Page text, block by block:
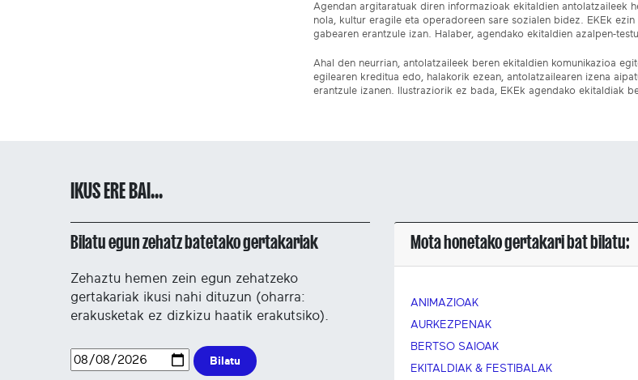
Agendan argitaratuak diren informazioak ekitaldien antolatzaileek
nola, kultur eragile eta operadoreen sare sozialen bidez. EKEk
gabearen erantzule izan. Halaber, agendako ekitaldien azalpen-
Ahal den neurrian, antolatzaileek beren ekitaldien komunikazioa
egilearen kreditua edo, halakorik ezean, antolatzailearen izena
erantzule izanen. Ilustraziorik ez bada, EKEk agendako ekitaldiak
IKUS ERE BAI...
Bilatu egun zehatz batetako gertakariak
Zehaztu hemen zein egun zehatzeko
gertakariak ikusi nahi dituzun (oharra:
erakusketak ez dizkizu haatik erakutsiko).
Bilatu
Mota honetako gertakari bat bilatu:
ANIMAZIOAK
AURKEZPENAK
BERTSO SAIOAK
EKITALDIAK & FESTIBALAK